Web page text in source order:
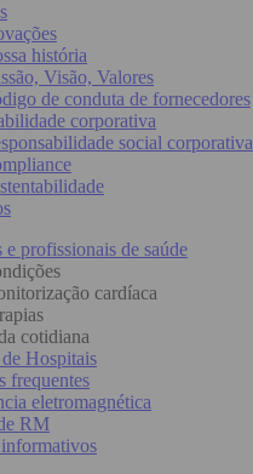
história
Visão, Valores
de conduta de fornecedores
corporativa
social corporativa
e profissionais de saúde
cardíaca
cotidiana
de Hospitais
frequentes
eletromagnética
RM